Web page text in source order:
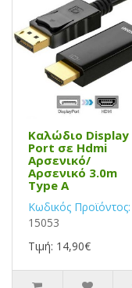
Καλώδιο Display
Port σε Hdmi
Αρσενικό/
Αρσενικό 3.0m
Type A
Κωδικός Προϊόντος:
15053
Τιμή: 14,90€